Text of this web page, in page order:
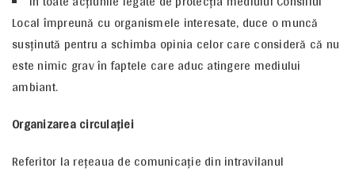
Local împreună cu organismele interesate, duce o muncă
susţinută pentru a schimba opinia celor care consideră că nu
este nimic grav în faptele care aduc atingere mediului
ambiant.
Organizarea circulaţiei
Referitor la reţeaua de comunicaţie din intravilanul